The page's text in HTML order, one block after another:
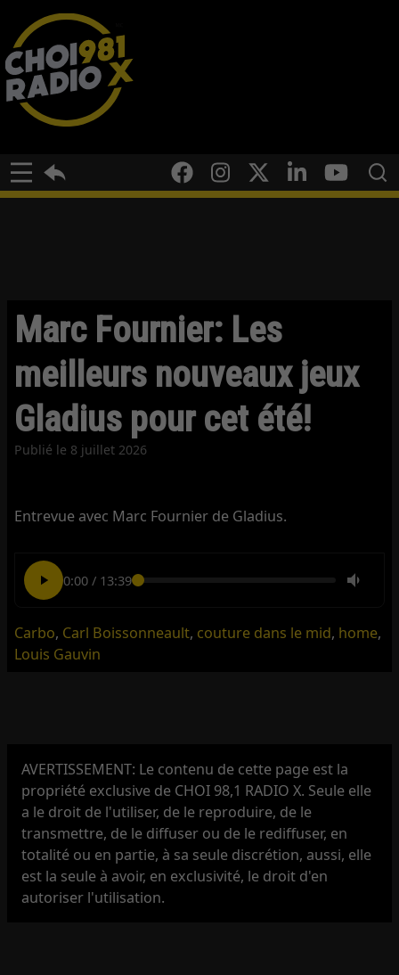
Marc Fournier: Les
meilleurs nouveaux jeux
Gladius pour cet été!
Publié le 8 juillet 2026
Entrevue avec Marc Fournier de Gladius.
0:00/ 13:39
Carbo, Carl Boissonneault, couture dans le mid, home,
Louis Gauvin
AVERTISSEMENT: Le contenu de cette page est la
propriété exclusive de CHOI 98,1 RADIO X. Seule elle
a le droit de l'utiliser, de le reproduire, de le
transmettre, de le diffuser ou de le rediffuser, en
totalité ou en partie, à sa seule discrétion, aussi, elle
est la seule à avoir, en exclusivité, le droit d'en
autoriser l'utilisation.